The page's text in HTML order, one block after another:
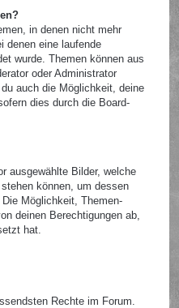
in denen nicht mehr
denen eine laufende
wurde. Themen können aus
oder Administrator
auch die Möglichkeit, deine
dies durch die Board-
ausgewählte Bilder, welche
können, um dessen
Möglichkeit, Themen-
deinen Berechtigungen ab,
hat.
Rechte im Forum.